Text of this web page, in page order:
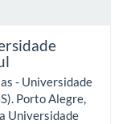
- Universidade
Porto Alegre,
Universidade